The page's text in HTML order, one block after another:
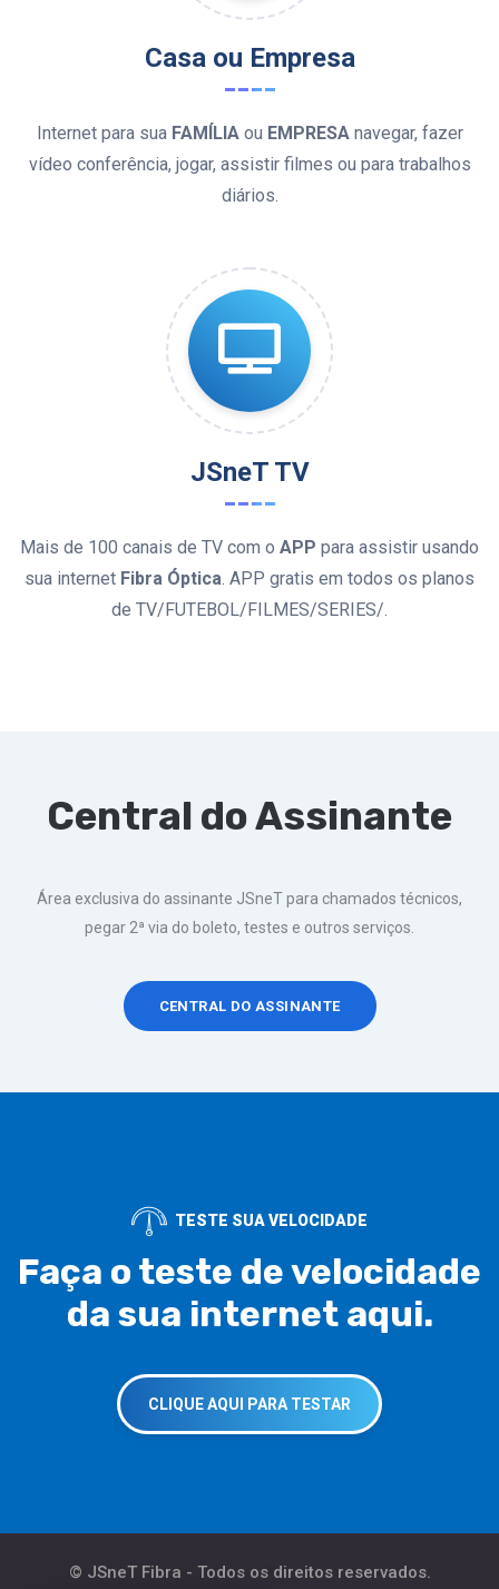
Casa ou Empresa
Internet para sua FAMÍLIA ou EMPRESA navegar, fazer
vídeo conferência, jogar, assistir filmes ou para trabalhos
diários.
JSneT TV
Mais de 100 canais de TV com o APP para assistir usando
sua internet Fibra Óptica . APP gratis em todos os planos
de TV/FUTEBOL/FILMES/SERIES/.
Central do Assinante
Área exclusiva do assinante JSneT para chamados técnicos,
pegar 2ª via do boleto, testes e outros serviços.
CENTRAL DO ASSINANTE
TESTE SUA VELOCIDADE
Faça o teste de velocidade
da sua internet aqui.
CLIQUE AQUI PARA TESTAR
© JSneT Fibra - Todos os direitos reservados.